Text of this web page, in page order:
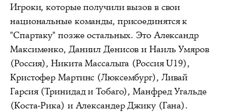
Игроки, которые получили вызов в свои
национальные команды, присоединятся к
"Спартаку" позже остальных. Это Александр
Максименко, Даниил Денисов и Наиль Умяров
(Россия), Никита Массалыга (Россия U19),
Кристофер Мартинс (Люксембург), Ливай
Гарсия (Тринидад и Тобаго), Манфред Угальде
(Коста-Рика) и Александер Джику (Гана).